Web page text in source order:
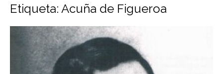
Hoy
Etiqueta: Acuña de Figueroa